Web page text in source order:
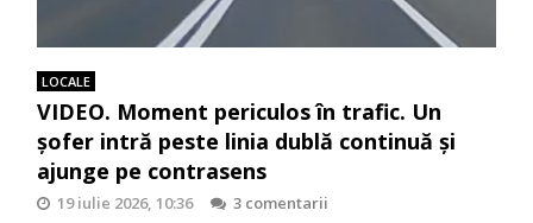
LOCALE
VIDEO. Moment periculos în trafic. Un
șofer intră peste linia dublă continuă și
ajunge pe contrasens
19 iulie 2026, 10:36
3 comentarii